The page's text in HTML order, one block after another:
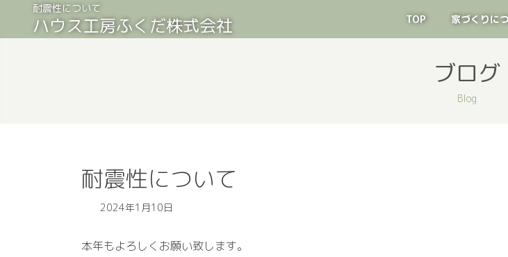
テ
ゲ
耐震性について
ハウス工房ふくだ株式会社 TOP 家づくりに
ブログ
Blog
耐震性について
2024年1月10日
本年もよろしくお願い致します。